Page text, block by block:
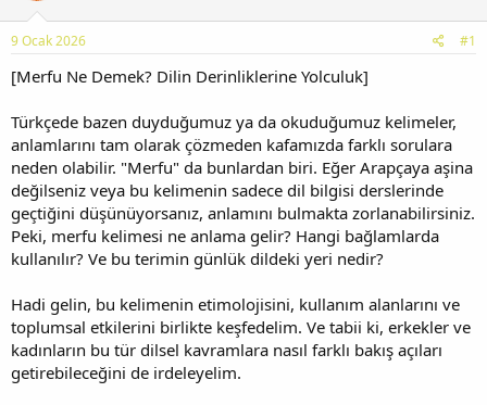
b
a
ş
t
a
n
ç
r
i
h
9 Ocak 2026 #1
[Merfu Ne Demek? Dilin Derinliklerine Yolculuk]
Türkçede bazen duyduğumuz ya da okuduğumuz kelimeler,
anlamlarını tam olarak çözmeden kafamızda farklı sorulara
neden olabilir. "Merfu" da bunlardan biri. Eğer Arapçaya aşina
değilseniz veya bu kelimenin sadece dil bilgisi derslerinde
geçtiğini düşünüyorsanız, anlamını bulmakta zorlanabilirsiniz.
Peki, merfu kelimesi ne anlama gelir? Hangi bağlamlarda
kullanılır? Ve bu terimin günlük dildeki yeri nedir?
Hadi gelin, bu kelimenin etimolojisini, kullanım alanlarını ve
toplumsal etkilerini birlikte keşfedelim. Ve tabii ki, erkekler ve
kadınların bu tür dilsel kavramlara nasıl farklı bakış açıları
getirebileceğini de irdeleyelim.